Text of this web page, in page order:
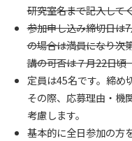
研究室名まで記入して
参加申し込み締切日は
の場合は満員になり次
講の可否は７月22日
定員は45名です。締め
その際、応募理由・機
考慮します。
基本的に全日参加の方